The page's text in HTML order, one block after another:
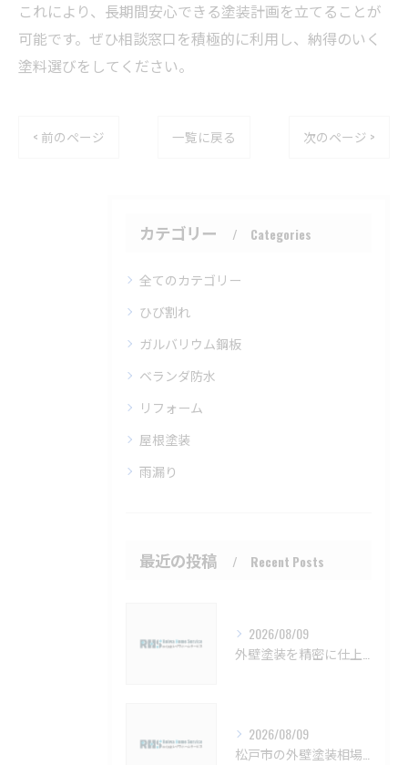
これにより、長期間安心できる塗装計画を立てることが
可能です。ぜひ相談窓口を積極的に利用し、納得のいく
塗料選びをしてください。
< 前のページ 一覧に戻る 次のページ >
カテゴリー Categories
全てのカテゴリー
ひび割れ
ガルバリウム鋼板
ベランダ防水
リフォーム
屋根塗装
雨漏り
最近の投稿 Recent Posts
2026/08/09
2026/08/09